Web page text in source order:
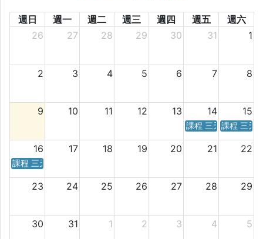
週日 週一 週二 週三 週四 週五
週六
26
27 28 29 30 31 1
2 3 4 5 6 7 8
9 10 11 12 13 14 15
課程 三天／六天 時
課程 三天
16 17 18 19 20 21 22
課程 三天／六天 時間表
23 24 25 26 27 28 29
30 31 1 2 3 4 5